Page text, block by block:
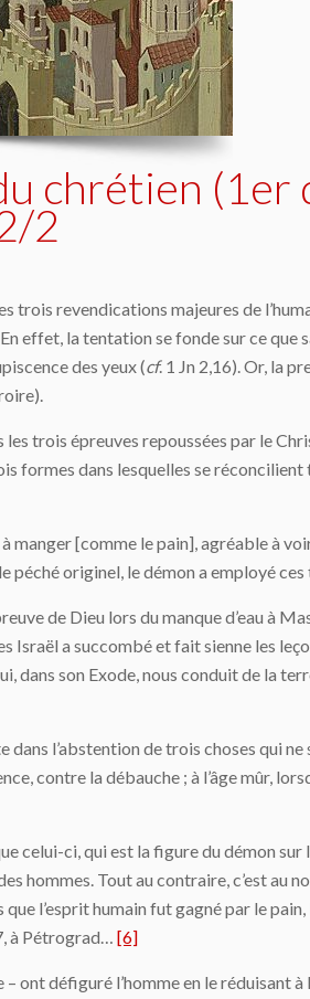
chrétien (1er
2
trois revendications majeures de
effet, la tentation se fonde sur ce que
des yeux (cf. 1 Jn 2,16). Or, la
les trois épreuves repoussées par le
formes dans lesquelles se
manger [comme le pain], agréable à
péché originel, le démon a employé
de Dieu lors du manque d’eau à
a succombé et fait sienne les
dans son Exode, nous conduit de la
l’abstention de trois choses qui
contre la débauche ; à l’âge mûr,
celui-ci, qui est la figure du démon sur
hommes. Tout au contraire, c’est au
l’esprit humain fut gagné par le
à Pétrograd… [6]
défiguré l’homme en le réduisant à